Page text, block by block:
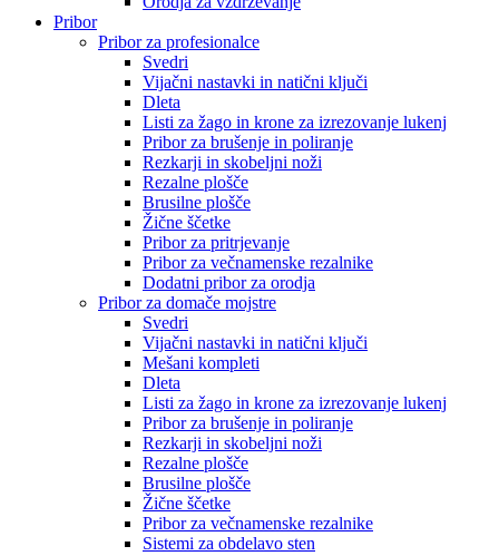
Pribor
Pribor za profesionalce
Svedri
Vijačni nastavki in natični ključi
Dleta
Listi za žago in krone za izrezovanje lukenj
Pribor za brušenje in poliranje
Rezkarji in skobeljni noži
Rezalne plošče
Brusilne plošče
Žične ščetke
Pribor za pritrjevanje
Pribor za večnamenske rezalnike
Dodatni pribor za orodja
Pribor za domače mojstre
Svedri
Vijačni nastavki in natični ključi
Mešani kompleti
Dleta
Listi za žago in krone za izrezovanje lukenj
Pribor za brušenje in poliranje
Rezkarji in skobeljni noži
Rezalne plošče
Brusilne plošče
Žične ščetke
Pribor za večnamenske rezalnike
Sistemi za obdelavo sten